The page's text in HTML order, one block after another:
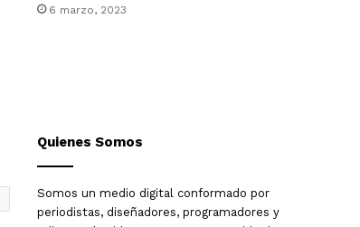
6 marzo, 2023
Quienes Somos
Somos un medio digital conformado por
periodistas, diseñadores, programadores y